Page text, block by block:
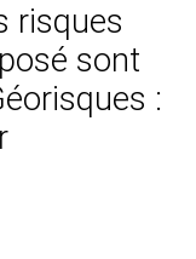
risques
sont
: